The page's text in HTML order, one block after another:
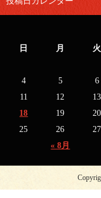
日 月 火
« 8月
4
5 6
11
12 13
18
19 20
25
26 27